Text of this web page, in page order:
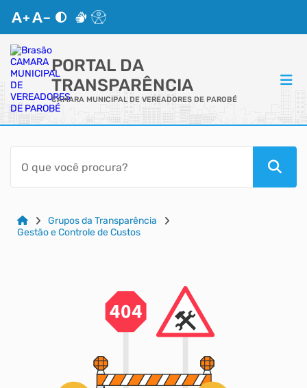
PORTAL DA
TRANSPARÊNCIA
CAMARA MUNICIPAL DE VEREADORES DE PAROBÉ
ACESSO RÁPIDO
Acessibilidade
CidadãoGrupos da Transparência
Gestão e Controle de Custos